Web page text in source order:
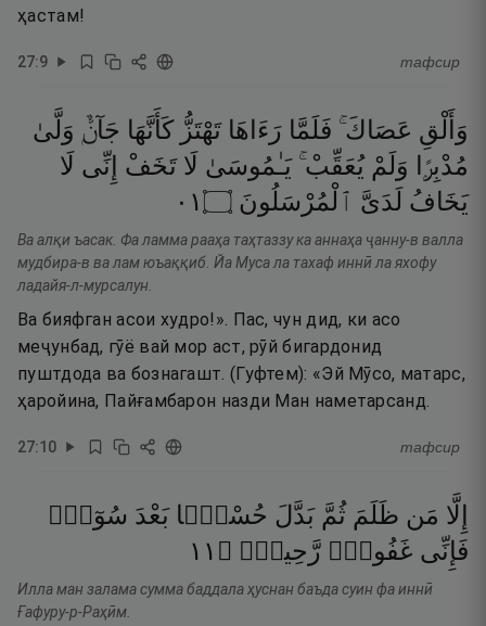
ҳастам!
27:9 тафсир
وَأَلْقِ عَصَاكَ ۚ فَلَمَّا رَءَاهَا تَهْتَزُّ كَأَنَّهَا جَآنٌّۭ وَلَّىٰ
مُدْبِرًۭا
وَلَمْ يُعَقِّبْ ۚ يَـٰمُوسَىٰ لَا تَخَفْ إِنِّى لَا
يَخَافُ لَدَىَّ ٱلْمُرْسَلُونَ ۝١٠
Ва алқи ъасак. Фа ламма рааҳа таҳтаззу ка аннаҳа ҷанну-в валла
мудбира-в ва лам юъаққиб. Йа Муса ла тахаф иннӣ ла яхофу
ладайя-л-мурсалун.
Ва бияфган асои худро!». Пас, чун дид, ки асо
меҷунбад, гӯё вай мор аст, рӯй бигардонид
пуштдода ва бознагашт. (Гуфтем): «Эй Мӯсо, матарс,
ҳаройина, Пайғамбарон назди Ман наметарсанд.
27:10 тафсир
إِلَّا مَن ظَلَمَ ثُمَّ بَدَّلَ حُسْنًۢا بَعْدَ سُوٓءٍۢ
فَإِنِّى غَفُورٌۭ رَّحِيمٌۭ ۝ ١١
Илла ман залама сумма баддала ҳуснан баъда суин фа иннӣ
Ғафуру-р-Раҳӣм.